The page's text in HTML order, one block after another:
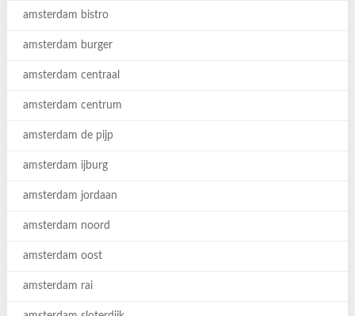
amsterdam bistro
amsterdam burger
amsterdam centraal
amsterdam centrum
amsterdam de pijp
amsterdam ijburg
amsterdam jordaan
amsterdam noord
amsterdam oost
amsterdam rai